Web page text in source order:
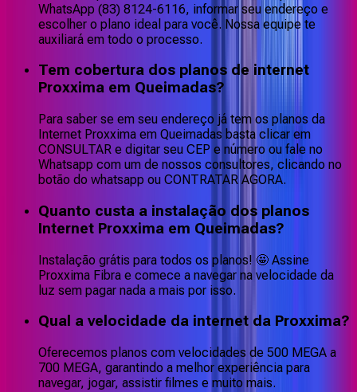
WhatsApp (83) 8124-6116, informar seu endereço e
escolher o plano ideal para você. Nossa equipe te
auxiliará em todo o processo.
Tem cobertura dos planos de internet
Proxxima em Queimadas?
Para saber se em seu endereço já tem os planos da
Internet Proxxima em Queimadas basta clicar em
CONSULTAR e digitar seu CEP e número ou fale no
Whatsapp com um de nossos consultores, clicando no
botão do whatsapp ou CONTRATAR AGORA.
Quanto custa a instalação dos planos
Internet Proxxima em Queimadas?
Instalação grátis para todos os planos! 🤩 Assine
Proxxima Fibra e comece a navegar na velocidade da
luz sem pagar nada a mais por isso.
Qual a velocidade da internet da Proxxima?
Oferecemos planos com velocidades de 500 MEGA a
700 MEGA, garantindo a melhor experiência para
navegar, jogar, assistir filmes e muito mais.